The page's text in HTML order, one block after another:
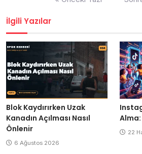
İlgili Yazılar
Blok Kaydırırken Uzak
Kanadın Açılması Nasıl
Önlenir
6 Ağustos 2026
22